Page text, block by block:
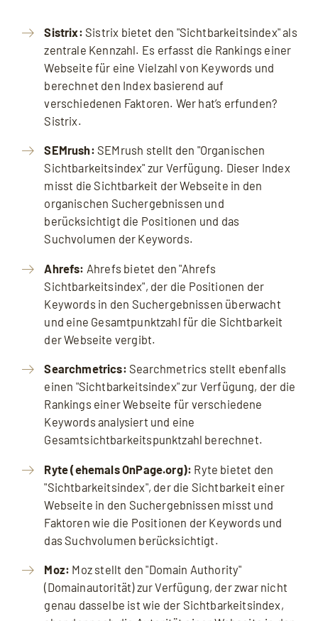
Sistrix: Sistrix bietet den "Sichtbarkeitsindex" als
zentrale Kennzahl. Es erfasst die Rankings einer
Webseite für eine Vielzahl von Keywords und
berechnet den Index basierend auf
verschiedenen Faktoren. Wer hat’s erfunden?
Sistrix.
SEMrush: SEMrush stellt den "Organischen
Sichtbarkeitsindex" zur Verfügung. Dieser Index
misst die Sichtbarkeit der Webseite in den
organischen Suchergebnissen und
berücksichtigt die Positionen und das
Suchvolumen der Keywords.
Ahrefs: Ahrefs bietet den "Ahrefs
Sichtbarkeitsindex", der die Positionen der
Keywords in den Suchergebnissen überwacht
und eine Gesamtpunktzahl für die Sichtbarkeit
der Webseite vergibt.
Searchmetrics: Searchmetrics stellt ebenfalls
einen "Sichtbarkeitsindex" zur Verfügung, der die
Rankings einer Webseite für verschiedene
Keywords analysiert und eine
Gesamtsichtbarkeitspunktzahl berechnet.
Ryte (ehemals OnPage.org): Ryte bietet den
"Sichtbarkeitsindex", der die Sichtbarkeit einer
Webseite in den Suchergebnissen misst und
Faktoren wie die Positionen der Keywords und
das Suchvolumen berücksichtigt.
Moz: Moz stellt den "Domain Authority"
(Domainautorität) zur Verfügung, der zwar nicht
genau dasselbe ist wie der Sichtbarkeitsindex,